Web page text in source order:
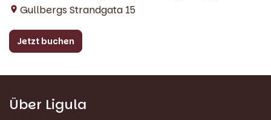
Gullbergs Strandgata 15
Jetzt buchen
Über Ligula